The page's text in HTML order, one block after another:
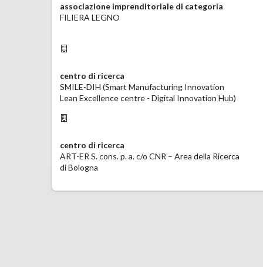
associazione imprenditoriale di categoria
FILIERA LEGNO
centro di ricerca
SMILE-DIH (Smart Manufacturing Innovation
Lean Excellence centre - Digital Innovation Hub)
centro di ricerca
ART-ER S. cons. p. a. c/o CNR – Area della Ricerca
di Bologna